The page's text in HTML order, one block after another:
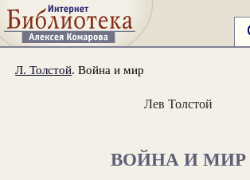
Л. Толстой. Война и мир
Лев Толстой
ВОЙНА И МИР